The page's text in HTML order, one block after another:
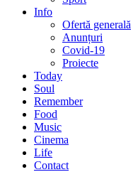
Info
Ofertă generală
Anunțuri
Covid-19
Proiecte
Today
Soul
Remember
Food
Music
Cinema
Life
Contact